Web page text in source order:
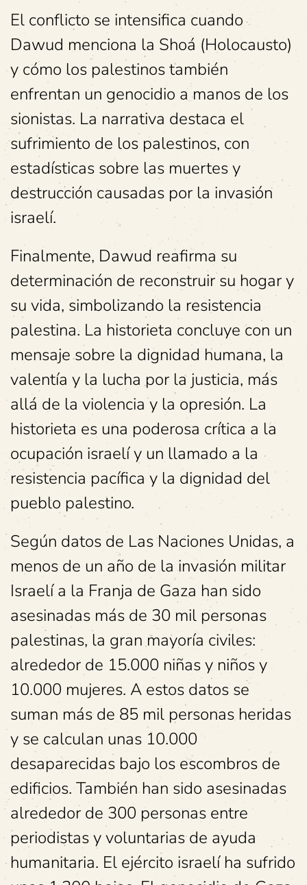
El conflicto se intensifica cuando
Dawud menciona la Shoá (Holocausto)
y cómo los palestinos también
enfrentan un genocidio a manos de los
sionistas. La narrativa destaca el
sufrimiento de los palestinos, con
estadísticas sobre las muertes y
destrucción causadas por la invasión
israelí.
Finalmente, Dawud reafirma su
determinación de reconstruir su hogar y
su vida, simbolizando la resistencia
palestina. La historieta concluye con un
mensaje sobre la dignidad humana, la
valentía y la lucha por la justicia, más
allá de la violencia y la opresión. La
historieta es una poderosa crítica a la
ocupación israelí y un llamado a la
resistencia pacífica y la dignidad del
pueblo palestino.
Según datos de Las Naciones Unidas, a
menos de un año de la invasión militar
Israelí a la Franja de Gaza han sido
asesinadas más de 30 mil personas
palestinas, la gran mayoría civiles:
alrededor de 15.000 niñas y niños y
10.000 mujeres. A estos datos se
suman más de 85 mil personas heridas
y se calculan unas 10.000
desaparecidas bajo los escombros de
edificios. También han sido asesinadas
alrededor de 300 personas entre
periodistas y voluntarias de ayuda
humanitaria. El ejército israelí ha sufrido